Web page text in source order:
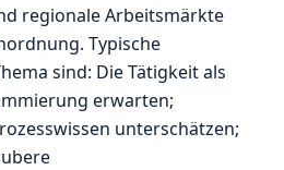
regionale Arbeitsmärkte
Typische
sind: Die Tätigkeit als
erwarten;
unterschätzen;